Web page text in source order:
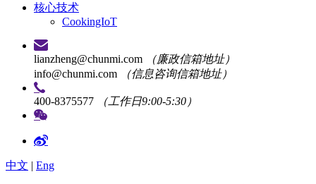
核心技术
CookingIoT
lianzheng@chunmi.com
（廉政信箱地址）
info@chunmi.com
（信息咨询信箱地址）
400-8375577 （工作日9:00-5:30）
中文 | Eng